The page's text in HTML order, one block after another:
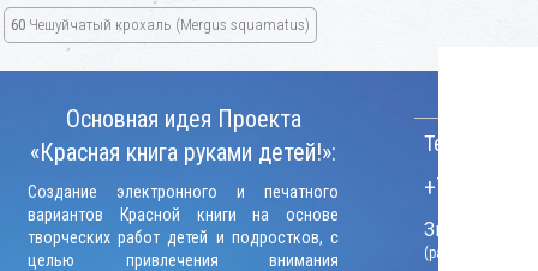
60 Чешуйчатый крохаль (Mergus squamatus)
Основная идея Проекта
«Красная книга руками детей!»:
Создание электронного и печатного
вариантов Красной книги на основе
творческих работ детей и подростков, с
целью привлечения внимания
Телефон:
+7 (906)
Звонки
(рабочие дни,